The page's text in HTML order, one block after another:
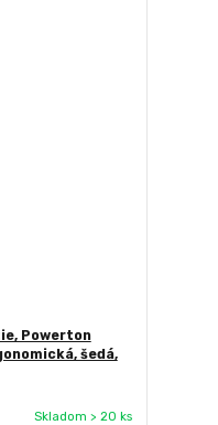
Powerton
šedá,
Skladom > 20 ks